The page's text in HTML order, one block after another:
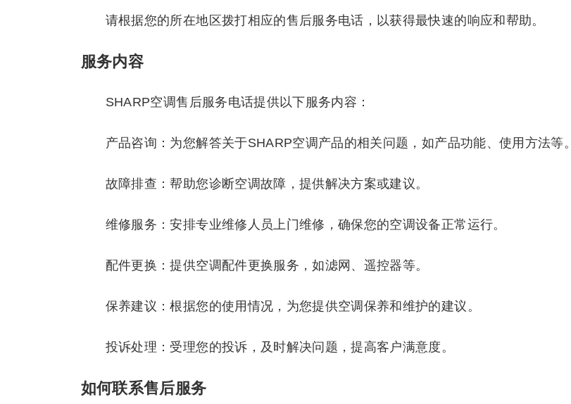
请根据您的所在地区拨打相应的售后服务电话，以获得最快速的响应和帮助。
服务内容
SHARP空调售后服务电话提供以下服务内容：
产品咨询：为您解答关于SHARP空调产品的相关问题，如产品功能、使用方法等。
故障排查：帮助您诊断空调故障，提供解决方案或建议。
维修服务：安排专业维修人员上门维修，确保您的空调设备正常运行。
配件更换：提供空调配件更换服务，如滤网、遥控器等。
保养建议：根据您的使用情况，为您提供空调保养和维护的建议。
投诉处理：受理您的投诉，及时解决问题，提高客户满意度。
如何联系售后服务